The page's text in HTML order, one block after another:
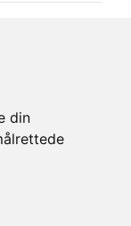
din